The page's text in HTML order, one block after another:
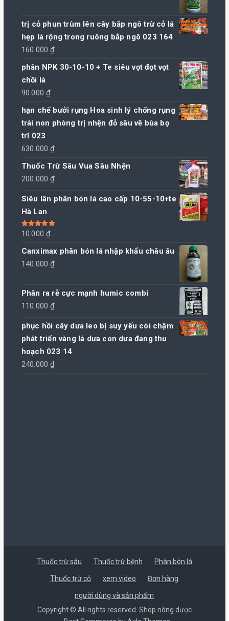
là:
105.000 ₫.
tại
là:
trị cỏ phun trùm lên cây bắp ngô trừ cỏ lá
hẹp lá rộng trong ruông bắp ngô 023 164
160.000₫
phân NPK 30-10-10 + Te siêu vọt đọt vọt
chồi lá
90.000₫
hạn chế bưởi rụng Hoa sinh lý chống rụng
trái non phòng trị nhện đỏ sâu vẽ bùa bọ
trĩ 023
630.000₫
Thuốc Trừ Sâu Vua Sâu Nhện
200.000₫
Siêu lân phân bón lá cao cấp 10-55-10+te
Hà Lan
Được xếp
hạng 5.005
10.000₫
Canximax phân bón lá nhập khẩu châu âu
140.000₫
Phân ra rễ cực mạnh humic combi
110.000₫
phục hồi cây dưa leo bị suy yếu còi chậm
phát triển vàng lá dưa con dưa đang thu
hoạch 023 14
240.000₫
Thuốc trừ sâu Thuốc trừ bệnh Phân bón lá
Thuốc trừ cỏ xem video Đơn hàng
người dùng và sản phẩm
Copyright © All rights reserved. Shop nông dược